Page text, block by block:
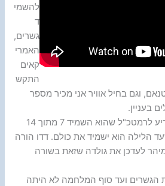
להשמי
ד
גשרים,
האמרי
קאים
התקש
וגם בחיל אוויר אני מכיר מספר
בעניין.
בערב פלד לעומת זה הודיע לרמטכ"ל שהוא השמיד 7 מתוך 14
הלילה הוא ישמיד את כולם. דדו הורה
לעדכן את גולדה שזאת בשורה
הגשרים ועד סוף המלחמה לא היתה